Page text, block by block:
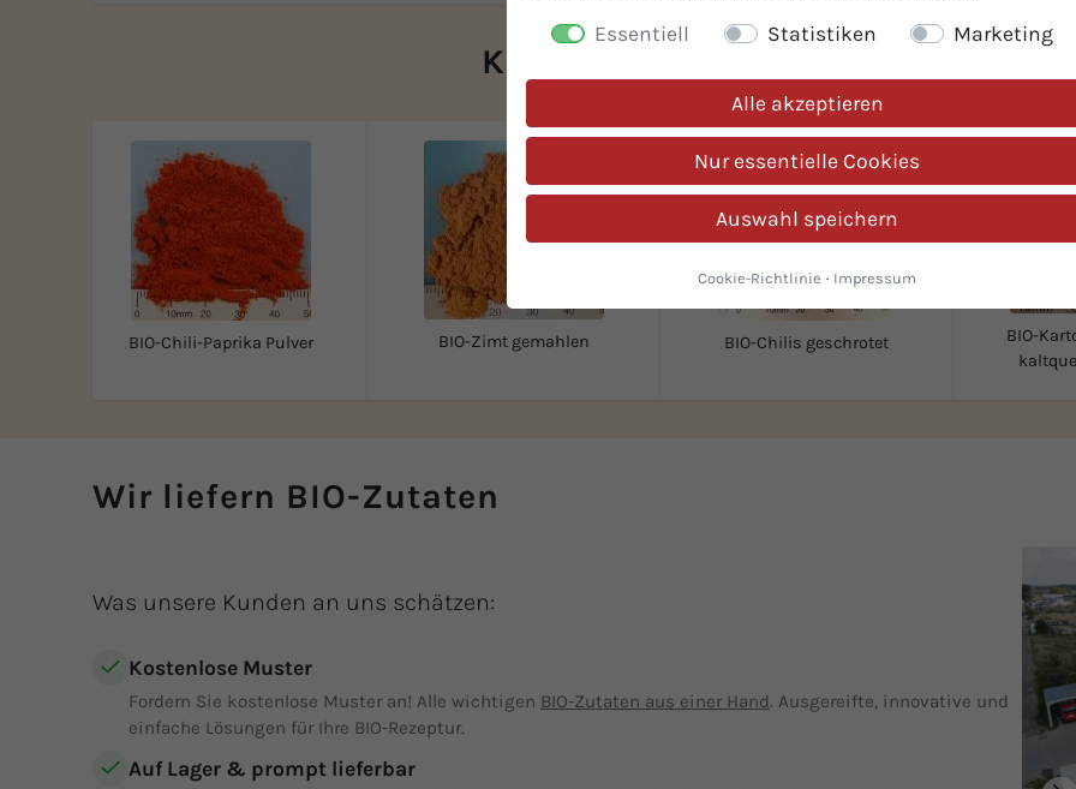
Kunden interessierten sich auch
BIO-Chili-Paprika Pulver BIO-Zimt gemahlen BIO-Chilis geschrotet
BIO-
Wir liefern BIO-Zutaten
Was unsere Kunden an uns schätzen:
Kostenlose Muster
Fordern Sie kostenlose Muster an! Alle wichtigen BIO-Zutaten aus einer Hand. Ausgereifte, innovative und
einfache Lösungen für Ihre BIO-Rezeptur.
Auf Lager & prompt lieferbar
Essentiell Statistiken Marketing
Alle akzeptieren
Nur essentielle Cookies
Auswahl speichern
Cookie-Richtlinie · Impressum